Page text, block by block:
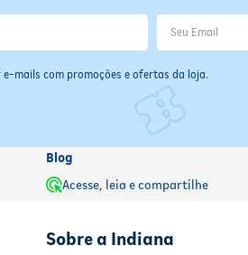
e-mails com promoções e ofertas da loja.
Blog
Acesse, leia e compartilhe
Sobre a Indiana